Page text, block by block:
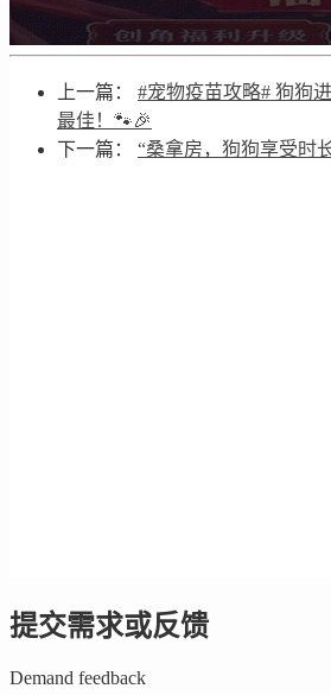
上一篇： #宠物疫苗攻略# 狗狗
最佳！🐾🎉
下一篇： “桑拿房，狗狗享受时
提交需求或反馈
Demand feedback